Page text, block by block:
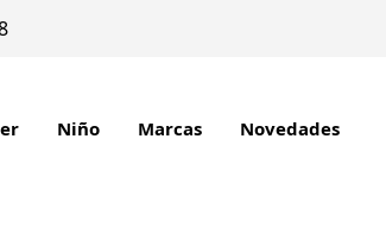
Niño Marcas Novedades